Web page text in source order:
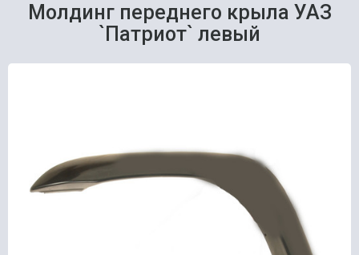
Молдинг переднего крыла УАЗ
`Патриот` левый